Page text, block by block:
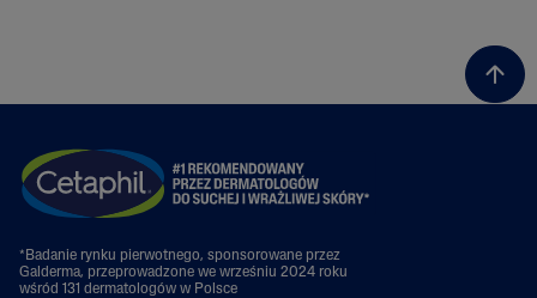
*Badanie rynku pierwotnego, sponsorowane przez
Galderma, przeprowadzone we wrześniu 2024 roku
wśród 131 dermatologów w Polsce